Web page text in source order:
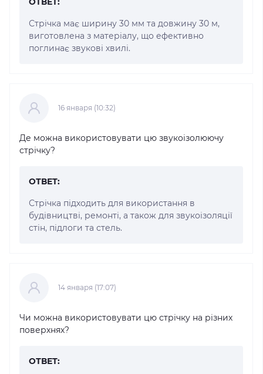
Стрічка має ширину 30 мм та довжину 30 м,
виготовлена з матеріалу, що ефективно
поглинає звукові хвилі.
16 января (10:32)
Де можна використовувати цю звукоізолюючу
стрічку?
ОТВЕТ:
Стрічка підходить для використання в
будівництві, ремонті, а також для звукоізоляції
стін, підлоги та стель.
14 января (17:07)
Чи можна використовувати цю стрічку на різних
поверхнях?
ОТВЕТ: